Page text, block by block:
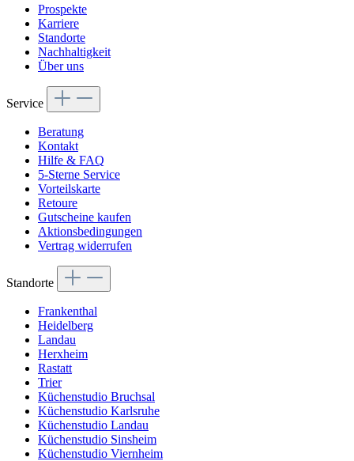
Prospekte
Karriere
Standorte
Nachhaltigkeit
Über uns
Service
Beratung
Kontakt
Hilfe & FAQ
5-Sterne Service
Vorteilskarte
Retoure
Gutscheine kaufen
Aktionsbedingungen
Vertrag widerrufen
Standorte
Frankenthal
Heidelberg
Landau
Herxheim
Rastatt
Trier
Küchenstudio Bruchsal
Küchenstudio Karlsruhe
Küchenstudio Landau
Küchenstudio Sinsheim
Küchenstudio Viernheim